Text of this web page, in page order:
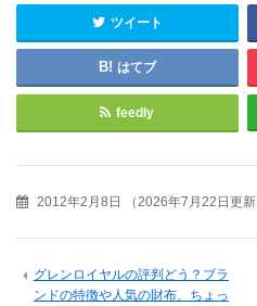
ツイート
はてブ
feedly
2012年2月8日 （2026年7月22日更新
グレンロイヤルの評判どう？ブラ
ンドの特徴や人気の財布、ちょっ